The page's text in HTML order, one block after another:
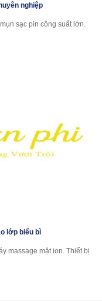
nghiệp
sạc pin công suất lớn.
lớp biểu bì
massage mặt ion. Thiết bị